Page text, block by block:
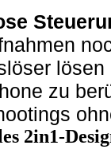
zu
2in1-